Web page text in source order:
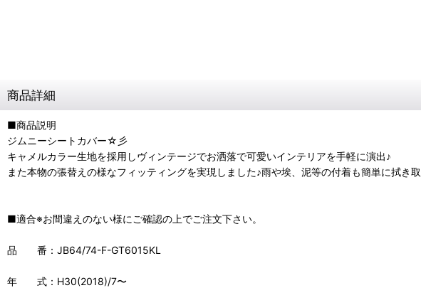
商品詳細
■商品説明
ジムニーシートカバー☆彡
キャメルカラー生地を採用しヴィンテージでお洒落で可愛いインテリアを手軽に演出♪
また本物の張替えの様なフィッティングを実現しました♪雨や埃、泥等の付着も簡単に拭き
■適合※お間違えのない様にご確認の上でご注文下さい。
品 番：JB64/74-F-GT6015KL
年 式：H30(2018)/7〜